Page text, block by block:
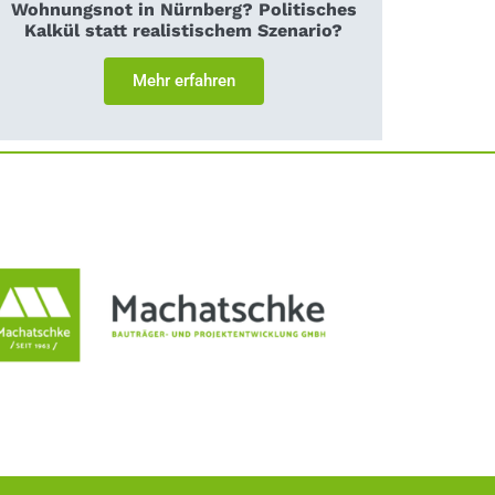
Wohnungsnot in Nürnberg? Politisches
Kalkül statt realistischem Szenario?
Mehr erfahren